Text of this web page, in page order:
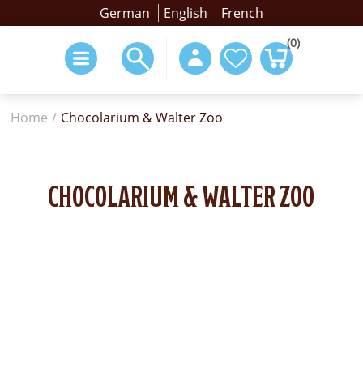
German English French
(0)
Home / Chocolarium & Walter Zoo
CHOCOLARIUM & WALTER ZOO